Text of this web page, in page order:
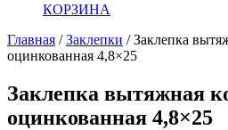
КОРЗИНА
Главная /Заклепки / Заклепка
оцинкованная 4,8×25
Заклепка вытяжная
оцинкованная 4,8×25